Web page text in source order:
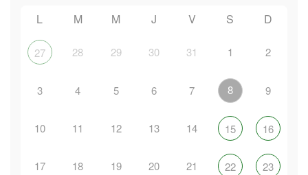
L M M J V S D
27 28 29 30 31 1 2
3 4 5 6 7 8 9
10 11 12 13 14 15 16
17 18 19 20 21 22 23